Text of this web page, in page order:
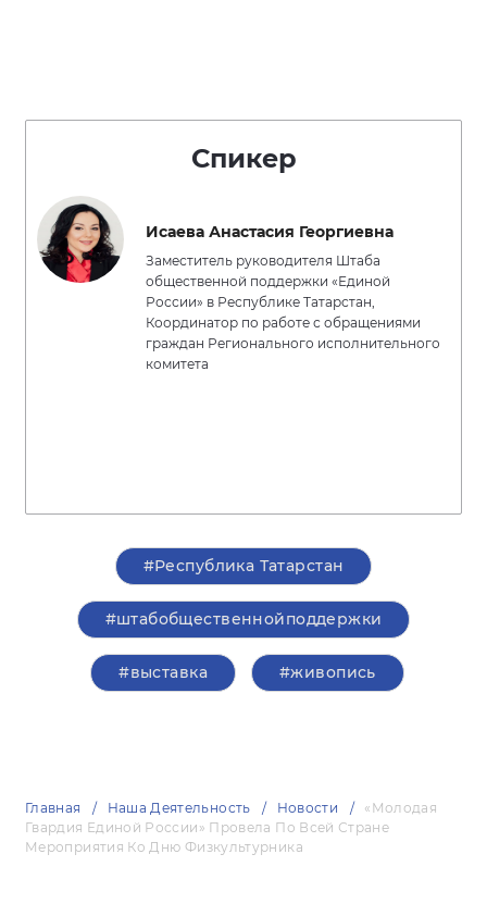
Спикер
Исаева Анастасия Георгиевна
Заместитель руководителя Штаба
общественной поддержки «Единой
России» в Республике Татарстан,
Координатор по работе с обращениями
граждан Регионального исполнительного
комитета
#Республика Татарстан
#штабобщественнойподдержки
#выставка #живопись
Главная Наша Деятельность Новости
«Молодая
Гвардия Единой России» Провела По Всей Стране
Мероприятия Ко Дню Физкультурника